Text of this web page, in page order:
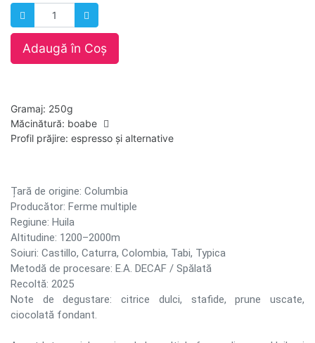
Adaugă în Coș
Gramaj: 250g
Măcinătură: boabe
Profil prăjire: espresso și alternative
Țară de origine: Columbia
Producător: Ferme multiple
Regiune: Huila
Altitudine: 1200–2000m
Soiuri: Castillo, Caturra, Colombia, Tabi, Typica
Metodă de procesare: E.A. DECAF / Spălată
Recoltă: 2025
Note de degustare: citrice dulci, stafide, prune uscate,
ciocolată fondant.